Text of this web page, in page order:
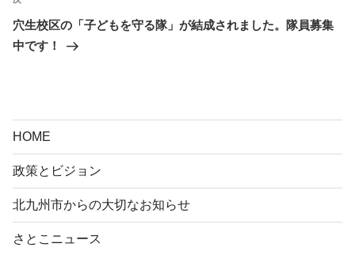
シ
ョ
の
投
穴生校区の「子どもを守る隊」が結成されました。隊員募集
中です！
HOME
政策とビジョン
北九州市からの大切なお知らせ
さとこニュース